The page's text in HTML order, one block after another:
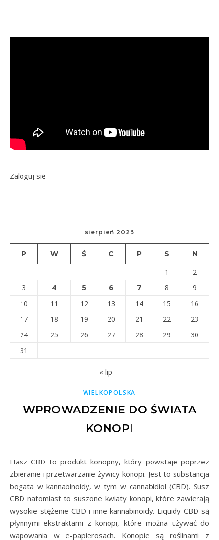
Zaloguj się
sierpień 2026
P W Ś C P S N
1
2
3
4 5 6 7 8
9
10
11 12 13 14 15
16
17
18 19 20 21 22
23
24
25 26 27 28 29
30
31
« lip
WIELKOPOLSKA
WPROWADZENIE DO ŚWIATA
KONOPI
Hasz CBD to produkt konopny, który powstaje poprzez
zbieranie i przetwarzanie żywicy konopi. Jest to substancja
bogata w kannabinoidy, w tym w cannabidiol (CBD). Susz
CBD natomiast to suszone kwiaty konopi, które zawierają
wysokie stężenie CBD i inne kannabinoidy. Liquidy CBD są
płynnymi ekstraktami z konopi, które można używać do
wapowania w e-papierosach. Konopie są roślinami z